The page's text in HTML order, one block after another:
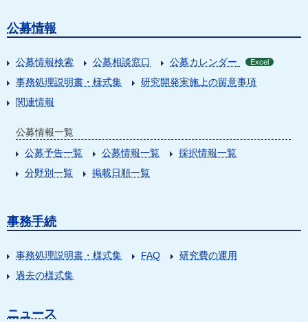
公募情報
公募情報検索 公募相談窓口 公募カレンダー Excel
事務処理説明書・様式集
研究開発実施上の留意事項
関連情報
公募情報一覧
公募予告一覧
公募情報一覧
採択情報一覧
分野別一覧
掲載日順一覧
事務手続
事務処理説明書・様式集 FAQ
研究費の運用
過去の様式集
ニュース